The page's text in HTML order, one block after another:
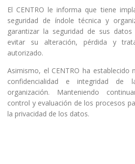
El CENTRO le informa que tiene
seguridad de índole técnica y
garantizar la seguridad de sus
evitar su alteración, pérdida y
autorizado.
Asimismo, el CENTRO ha establecido
confidencialidad e integridad de
organización. Manteniendo
control y evaluación de los procesos
la privacidad de los datos.